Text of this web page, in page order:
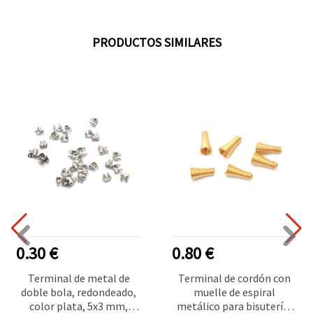
PRODUCTOS SIMILARES
0.30 €
Terminal de metal de
doble bola, redondeado,
color plata, 5x3 mm,
0.80 €
Terminal de cordón con
muelle de espiral
metálico para bisutería,